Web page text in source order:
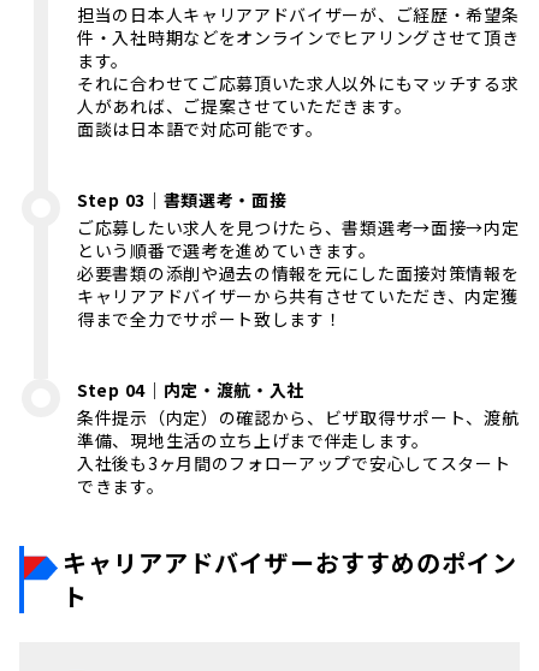
担当の日本人キャリアアドバイザーが、ご経歴・希望条
件・入社時期などをオンラインでヒアリングさせて頂き
ます。
それに合わせてご応募頂いた求人以外にもマッチする求
人があれば、ご提案させていただきます。
面談は日本語で対応可能です。
Step 03｜書類選考・面接
ご応募したい求人を見つけたら、書類選考→面接→内定
という順番で選考を進めていきます。
必要書類の添削や過去の情報を元にした面接対策情報を
キャリアアドバイザーから共有させていただき、内定獲
得まで全力でサポート致します！
Step 04｜内定・渡航・入社
条件提示（内定）の確認から、ビザ取得サポート、渡航
準備、現地生活の立ち上げまで伴走します。
入社後も3ヶ月間のフォローアップで安心してスタート
できます。
キャリアアドバイザーおすすめのポイン
ト